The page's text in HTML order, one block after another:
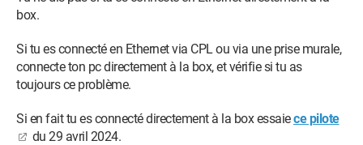
Par la présente, je tiens à vous remercier pour votre aide dont vous avez
Bellabe
box.
Si tu es connecté en Ethernet via CPL ou via une prise murale,
connecte ton pc directement à la box, et vérifie si tu as
toujours ce problème.
Si en fait tu es connecté directement à la box essaiece pilote
du 29 avril 2024.